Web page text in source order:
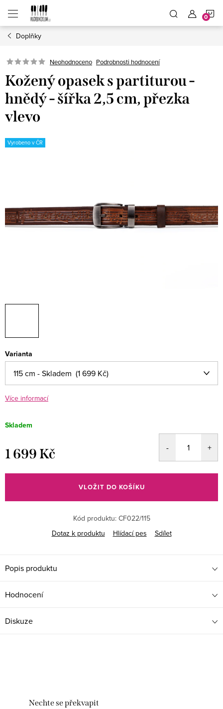
obsah
Doplňky
Neohodnoceno Podrobnosti hodnocení
Kožený opasek s partiturou -
hnědý - šířka 2,5 cm, přezka
vlevo
Vyrobeno v ČR
Varianta
Více informací
Skladem
1 699 Kč
cena:
VLOŽIT DO KOŠÍKU
Kód produktu: CF022/115
Dotaz k produktu
Hlídací pes Sdílet
Popis produktu
Hodnocení
Diskuze
Nechte se překvapit